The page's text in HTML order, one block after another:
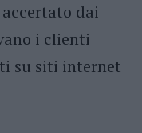
dai
i clienti
su siti internet